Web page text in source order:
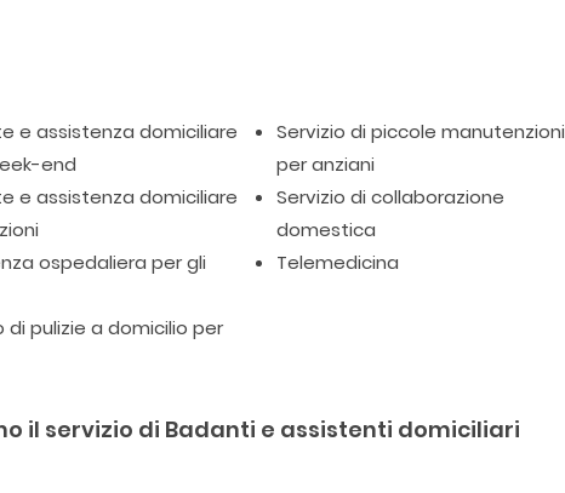
e assistenza domiciliare
end
e assistenza domiciliare
ospedaliera per gli
di pulizie a domicilio per
Servizio di piccole manutenzioni
per anziani
Servizio di collaborazione
domestica
Telemedicina
il servizio di Badanti e assistenti domiciliari